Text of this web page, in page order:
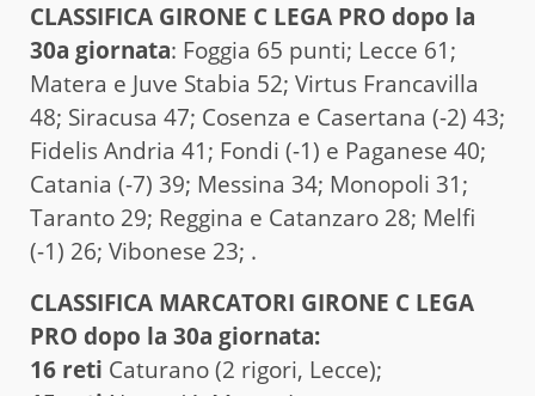
CLAS­SI­FI­CA GIRONE C LEGA PRO dopo la
30a giornata: Foggia 65 punti; Lecce 61;
Matera e Juve Stabia 52; Virtus Francavilla
48; Siracusa 47; Cosenza e Casertana (-2) 43;
Fidelis Andria 41; Fondi (-1) e Paganese 40;
Catania (-7) 39; Messina 34; Monopoli 31;
Taranto 29; Reggina e Catanzaro 28; Melfi
(-1) 26; Vibonese 23; .
CLASSIFICA MARCATORI GIRONE C LEGA
PRO dopo la 30a giornata:
16 reti Caturano (2 rigori, Lecce);